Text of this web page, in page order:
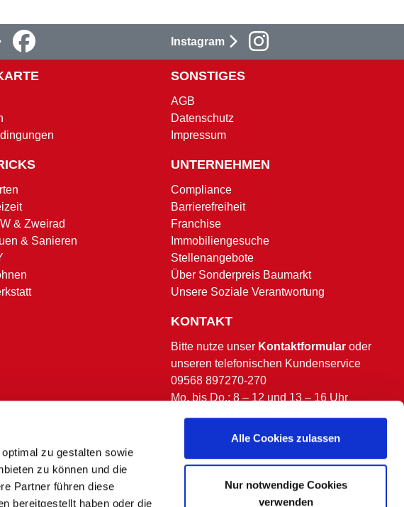
zu gestalten sowie
zu können und die
Partner führen diese
bereitgestellt haben oder die
Alle Cookies zulassen
Nur notwendige Cookies
verwenden
Instagram
& Zweirad
& Sanieren
SONSTIGES
AGB
Datenschutz
Impressum
UNTERNEHMEN
Compliance
Barrierefreiheit
Franchise
Immobiliengesuche
Stellenangebote
Über Sonderpreis Baumarkt
Unsere Soziale Verantwortung
KONTAKT
Bitte nutze unser Kontaktformular oder
unseren telefonischen Kundenservice
09568 897270-270
Mo. bis Do.: 8 – 12 und 13 – 16 Uhr
Fr.: 8 – 13 Uhr.
(ausgenommen bundesweite & bayerische